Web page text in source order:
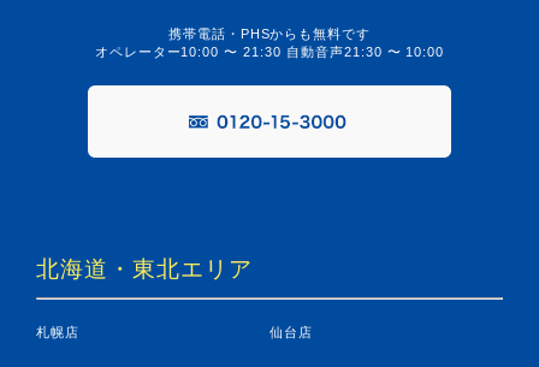
携帯電話・PHSからも無料です
オペレーター10:00 〜 21:30 自動音声21:30 〜 10:00
北海道・東北エリア
札幌店 仙台店